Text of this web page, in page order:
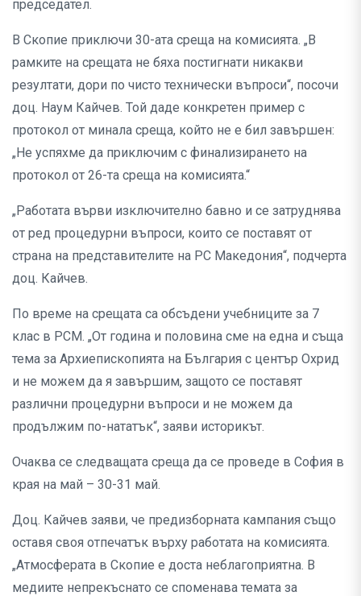
председател.
В Скопие приключи 30-ата среща на комисията. „В
рамките на срещата не бяха постигнати никакви
резултати, дори по чисто технически въпроси“, посочи
доц. Наум Кайчев. Той даде конкретен пример с
протокол от минала среща, който не е бил завършен:
„Не успяхме да приключим с финализирането на
протокол от 26-та среща на комисията.“
„Работата върви изключително бавно и се затруднява
от ред процедурни въпроси, които се поставят от
страна на представителите на РС Македония“, подчерта
доц. Кайчев.
По време на срещата са обсъдени учебниците за 7
клас в РСМ. „От година и половина сме на една и съща
тема за Архиепископията на България с център Охрид
и не можем да я завършим, защото се поставят
различни процедурни въпроси и не можем да
продължим по-нататък“, заяви историкът.
Очаква се следващата среща да се проведе в София в
края на май – 30-31 май.
Доц. Кайчев заяви, че предизборната кампания също
оставя своя отпечатък върху работата на комисията.
„Атмосферата в Скопие е доста неблагоприятна. В
медиите непрекъснато се споменава темата за